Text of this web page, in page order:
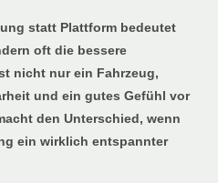
statt Plattform bedeutet
oft die bessere
nicht nur ein Fahrzeug,
und ein gutes Gefühl vor
den Unterschied, wenn
ein wirklich entspannter